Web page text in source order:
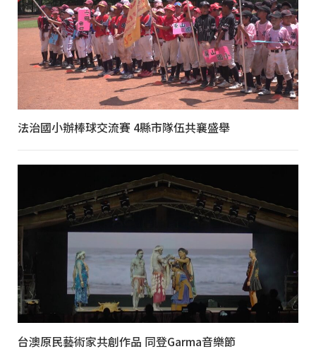
法治國小辦棒球交流賽 4縣市隊伍共襄盛舉
台澳原民藝術家共創作品 同登Garma音樂節